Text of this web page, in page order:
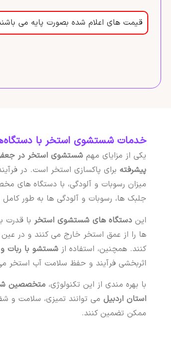
قیمت های اعلام شده بصورت پایه می
خدمات شستشوی استخر با
یکی از مزایای مهم شستشوی استخر در
پیشرفته برای پاکسازی استخر است. در
میزان رسوبات و آلودگی، با دستگاه های
جلبک ها، رسوبات و آلودگی ها به طور کامل
این دستگاه های شستشوی استخر با قدرت
ها را از عمق استخر خارج می کنند و در
کنند. همچنین، استفاده از شستشو با ربات
اثربخشی فرآیند و حفظ سلامت آب استخر
با بهره مندی از این تکنولوژی، متخصصین
استان اردبیل می توانند تمیزی، سلامت و
ممکن تضمین کنند.